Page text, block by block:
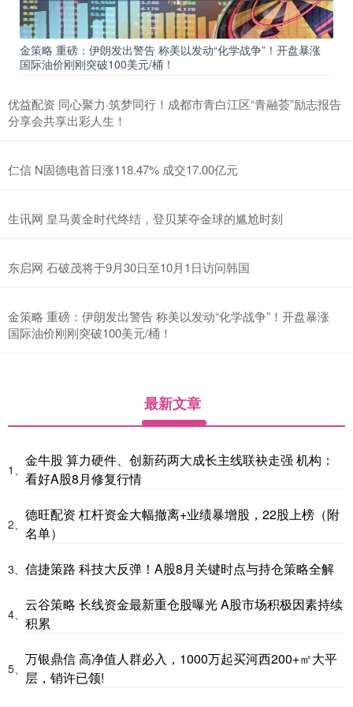
金策略 重磅：伊朗发出警告 称美以发动“化学战争”！开盘暴涨
国际油价刚刚突破100美元/桶！
优益配资 同心聚力·筑梦同行！成都市青白江区“青融荟”励志报告
分享会共享出彩人生！
仁信 N固德电首日涨118.47% 成交17.00亿元
生讯网 皇马黄金时代终结，登贝莱夺金球的尴尬时刻
东启网 石破茂将于9月30日至10月1日访问韩国
金策略 重磅：伊朗发出警告 称美以发动“化学战争”！开盘暴涨
国际油价刚刚突破100美元/桶！
最新文章
1、
金牛股 算力硬件、创新药两大成长主线联袂走强 机构：
看好A股8月修复行情
2、
德旺配资 杠杆资金大幅撤离+业绩暴增股，22股上榜（附
名单）
3、 信捷策路 科技大反弹！A股8月关键时点与持仓策略全解
4、
云谷策略 长线资金最新重仓股曝光 A股市场积极因素持续
积累
5、
万银鼎信 高净值人群必入，1000万起买河西200+㎡大平
层，销许已领!